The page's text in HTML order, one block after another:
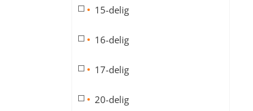
15-delig
16-delig
17-delig
20-delig